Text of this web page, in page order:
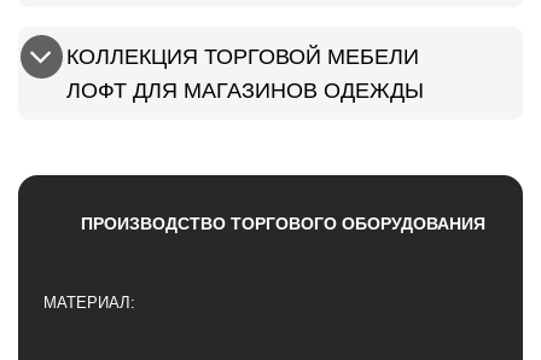
КОЛЛЕКЦИЯ ТОРГОВОЙ МЕБЕЛИ
ЛОФТ ДЛЯ МАГАЗИНОВ ОДЕЖДЫ
ПРОИЗВОДСТВО ТОРГОВОГО ОБОРУДОВАНИЯ
МАТЕРИАЛ: